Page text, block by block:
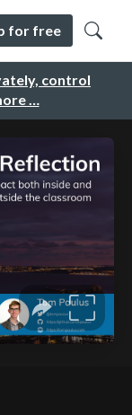
control
…
for free